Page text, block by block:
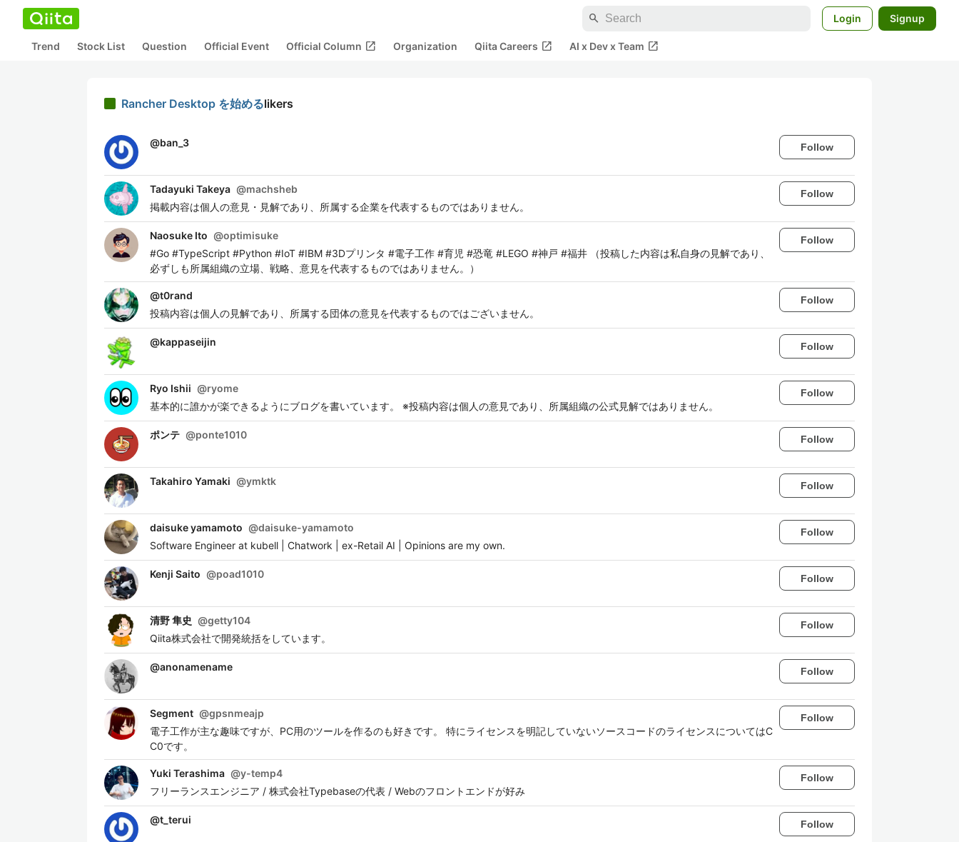
search Login Signup
Trend Stock List Question Official Event Official Column open_in_new Organization Qiita Careers open_in_new AI x Dev x Team open_in_new
Rancher Desktop を始めるlikers
@ban_3 Follow
Tadayuki Takeya @machsheb
掲載内容は個人の意見・見解であり、所属する企業を代表するものではありません。
Follow
Naosuke Ito @optimisuke
#Go #TypeScript #Python #IoT #IBM #3Dプリンタ #電子工作 #育児 #恐竜 #LEGO #神戸 #福井 （投稿した内容は私自身の見解であり、
必ずしも所属組織の立場、戦略、意見を代表するものではありません。）
Follow
@t0rand
投稿内容は個人の見解であり、所属する団体の意見を代表するものではございません。
Follow
@kappaseijin Follow
Ryo Ishii @ryome
基本的に誰かが楽できるようにブログを書いています。 ※投稿内容は個人の意見であり、所属組織の公式見解ではありません。
Follow
ポンテ @ponte1010 Follow
Takahiro Yamaki @ymktk Follow
daisuke yamamoto @daisuke-yamamoto
Software Engineer at kubell | Chatwork | ex-Retail AI | Opinions are my own.
Follow
Kenji Saito @poad1010 Follow
清野 隼史 @getty104
Qiita株式会社で開発統括をしています。
Follow
@anonamename Follow
Segment @gpsnmeajp
電子工作が主な趣味ですが、PC用のツールを作るのも好きです。 特にライセンスを明記していないソースコードのライセンスについてはC
C0です。
Follow
Yuki Terashima @y-temp4
フリーランスエンジニア / 株式会社Typebaseの代表 / Webのフロントエンドが好み
Follow
@t_terui Follow